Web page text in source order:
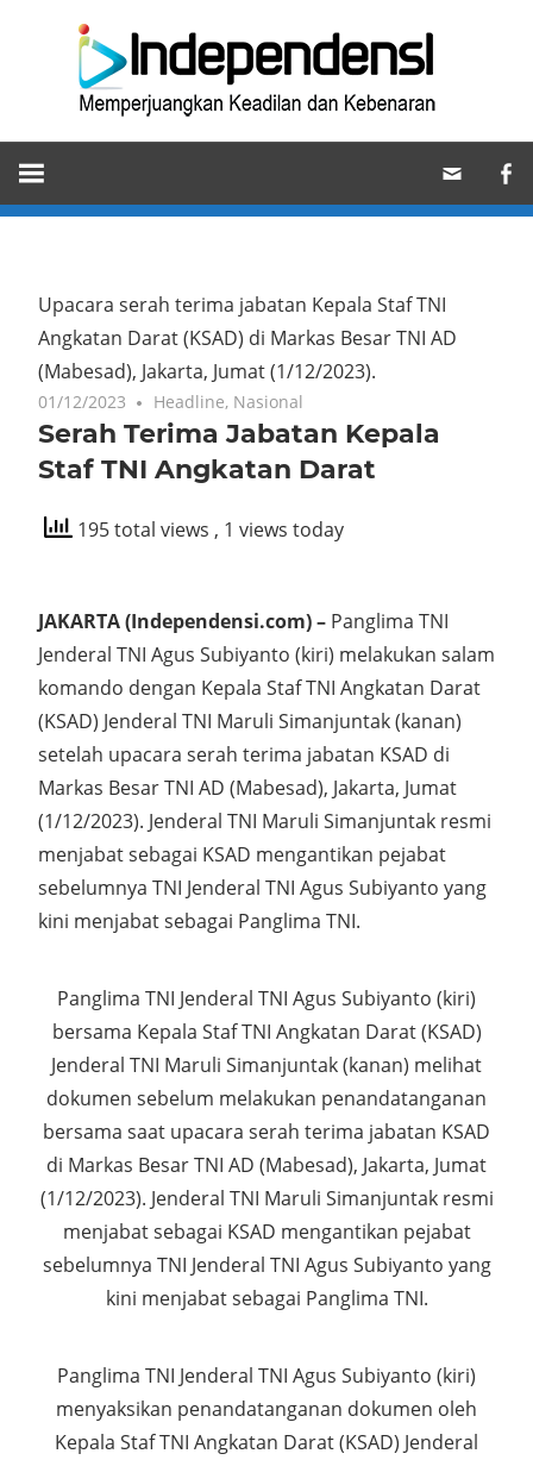
Memperjuangkan
Keadilan
dan
Upacara serah terima jabatan Kepala Staf TNI
Angkatan Darat (KSAD) di Markas Besar TNI AD
(Mabesad), Jakarta, Jumat (1/12/2023).
01/12/2023 Headline, Nasional
Serah Terima Jabatan Kepala
Staf TNI Angkatan Darat
195 total views , 1 views today
JAKARTA (Independensi.com) – Panglima TNI
Jenderal TNI Agus Subiyanto (kiri) melakukan salam
komando dengan Kepala Staf TNI Angkatan Darat
(KSAD) Jenderal TNI Maruli Simanjuntak (kanan)
setelah upacara serah terima jabatan KSAD di
Markas Besar TNI AD (Mabesad), Jakarta, Jumat
(1/12/2023). Jenderal TNI Maruli Simanjuntak resmi
menjabat sebagai KSAD mengantikan pejabat
sebelumnya TNI Jenderal TNI Agus Subiyanto yang
kini menjabat sebagai Panglima TNI.
Panglima TNI Jenderal TNI Agus Subiyanto (kiri)
bersama Kepala Staf TNI Angkatan Darat (KSAD)
Jenderal TNI Maruli Simanjuntak (kanan) melihat
dokumen sebelum melakukan penandatanganan
bersama saat upacara serah terima jabatan KSAD
di Markas Besar TNI AD (Mabesad), Jakarta, Jumat
(1/12/2023). Jenderal TNI Maruli Simanjuntak resmi
menjabat sebagai KSAD mengantikan pejabat
sebelumnya TNI Jenderal TNI Agus Subiyanto yang
kini menjabat sebagai Panglima TNI.
Panglima TNI Jenderal TNI Agus Subiyanto (kiri)
menyaksikan penandatanganan dokumen oleh
Kepala Staf TNI Angkatan Darat (KSAD) Jenderal